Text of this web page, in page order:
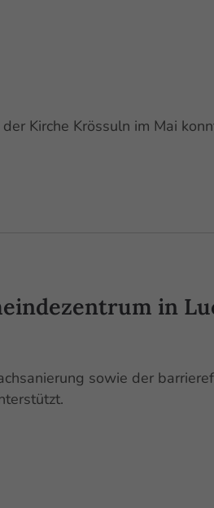
Kirche Krössuln im Mai
in
sowie der